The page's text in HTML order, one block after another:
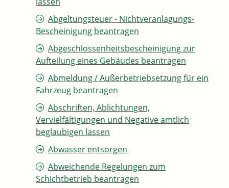
Abgeltungsteuer - Nichtveranlagungs-
Bescheinigung beantragen
Abgeschlossenheitsbescheinigung zur
Aufteilung eines Gebäudes beantragen
Abmeldung / Außerbetriebsetzung für ein
Fahrzeug beantragen
Abschriften, Ablichtungen,
Vervielfältigungen und Negative amtlich
beglaubigen lassen
Abwasser entsorgen
Abweichende Regelungen zum
Schichtbetrieb beantragen